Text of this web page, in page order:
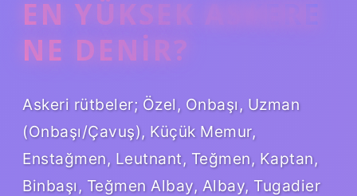
EN YÜKSEK ASKERE
NE DENIR?
Askeri rütbeler; Özel, Onbaşı, Uzman
(Onbaşı/Çavuş), Küçük Memur,
Enstağmen, Leutnant, Teğmen, Kaptan,
Binbaşı, Teğmen Albay, Albay, Tugadier